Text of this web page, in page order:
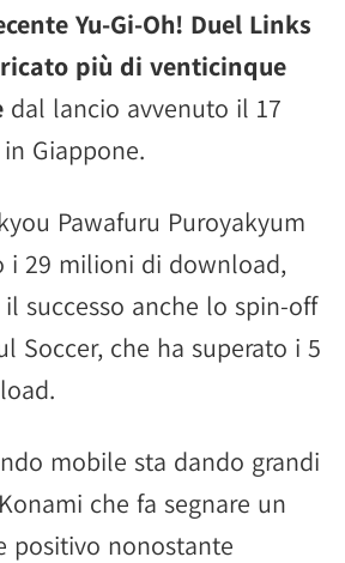
Yu-Gi-Oh! Duel Links
più di venticinque
dal lancio avvenuto il 17
Giappone.
Pawafuru Puroyakyum
i 29 milioni di download,
successo anche lo spin-off
Soccer, che ha superato i 5
mobile sta dando grandi
che fa segnare un
positivo nonostante